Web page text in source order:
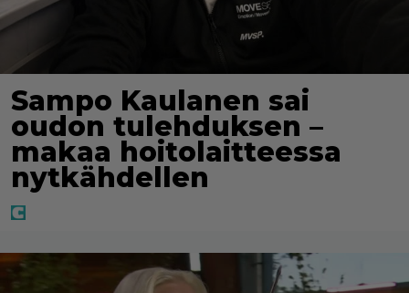
Sampo Kaulanen sai
oudon tulehduksen –
makaa hoitolaitteessa
nytkähdellen